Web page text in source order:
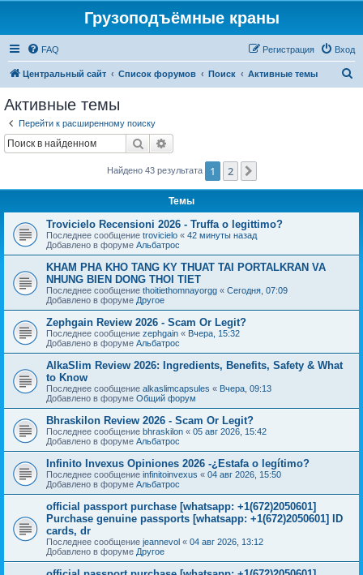
Грузоподъёмные краны
FAQ Вход
Регистрация
Центральный сайт Список форумов Поиск Активные темы
Активные темы
Перейти к расширенному поиску
Поиск
Найдено 43 результата 1 2
Темы
Trovicielo Recensioni 2026 - Truffa o legittimo?
Последнее сообщение trovicielo « 42 минуты назад
Добавлено в форуме Альбатрос
KHAM PHA KHO TANG KY THUAT TAI PORTALKRAN VA
NHUNG BIEN DONG THOI TIET
Последнее сообщение thoitiethomnayorgg « Сегодня, 07:09
Добавлено в форуме Другое
Zephgain Review 2026 - Scam Or Legit?
Последнее сообщение zephgain « Вчера, 15:32
Добавлено в форуме Альбатрос
AlkaSlim Review 2026: Ingredients, Benefits, Safety & What
to Know
Последнее сообщение alkaslimcapsules « Вчера, 09:13
Добавлено в форуме Общий форум
Bhraskilon Review 2026 - Scam Or Legit?
Последнее сообщение bhraskilon « 05 авг 2026, 15:42
Добавлено в форуме Альбатрос
Infinito Invexus Opiniones 2026 -¿Estafa o legítimo?
Последнее сообщение infinitoinvexus « 04 авг 2026, 15:50
Добавлено в форуме Альбатрос
official passport purchase [whatsapp: +1(672)2050601]
Purchase genuine passports [whatsapp: +1(672)2050601] ID
cards, dr
Последнее сообщение jeannevol « 04 авг 2026, 13:12
Добавлено в форуме Другое